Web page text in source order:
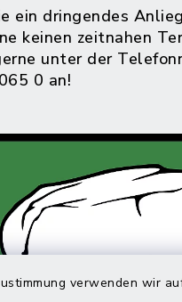
verwenden wir
ein dringendes
keinen zeitnahen
unter der
0 an!